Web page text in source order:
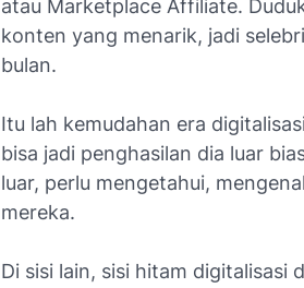
atau Marketplace Affiliate.
konten yang menarik, jadi
bulan.
Itu lah kemudahan era
bisa jadi penghasilan dia luar
luar, perlu mengetahui,
mereka.
Di sisi lain, sisi hitam digitalisasi